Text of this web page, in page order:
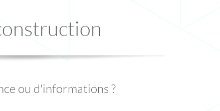
ou d'informations ?